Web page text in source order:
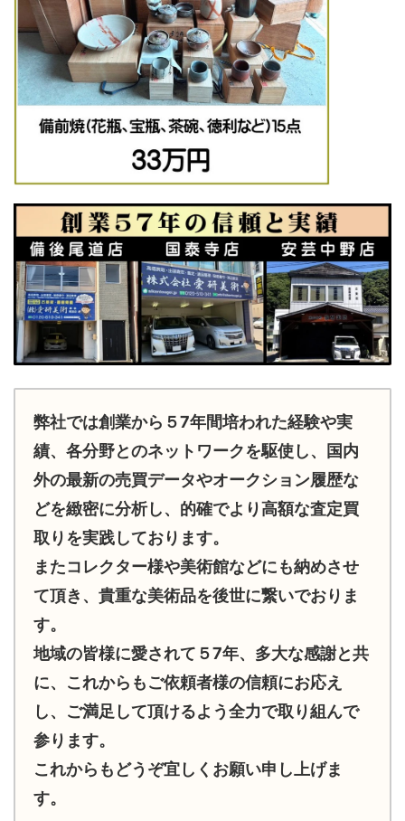
弊社では創業から５7年間培われた経験や実
績、各分野とのネットワークを駆使し、国内
外の最新の売買データやオークション履歴な
どを緻密に分析し、的確でより高額な査定買
取りを実践しております。
またコレクター様や美術館などにも納めさせ
て頂き、貴重な美術品を後世に繋いでおりま
す。
地域の皆様に愛されて５7年、多大な感謝と共
に、これからもご依頼者様の信頼にお応え
し、ご満足して頂けるよう全力で取り組んで
参ります。
これからもどうぞ宜しくお願い申し上げま
す。